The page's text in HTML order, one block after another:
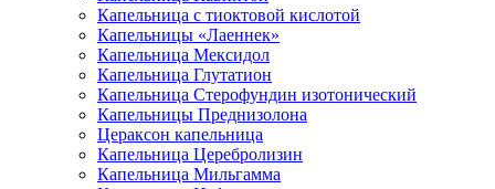
Капельница с тиоктовой кислотой
Капельницы «Лаеннек»
Капельница Мексидол
Капельница Глутатион
Капельница Стерофундин изотонический
Капельницы Преднизолона
Цераксон капельница
Капельница Церебролизин
Капельница Мильгамма